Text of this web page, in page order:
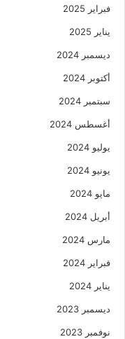
فبراير 2025
يناير 2025
ديسمبر 2024
أكتوبر 2024
سبتمبر 2024
أغسطس 2024
يوليو 2024
يونيو 2024
مايو 2024
أبريل 2024
مارس 2024
فبراير 2024
يناير 2024
ديسمبر 2023
نوفمبر 2023